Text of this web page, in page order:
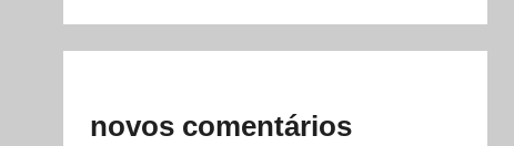
novos comentários